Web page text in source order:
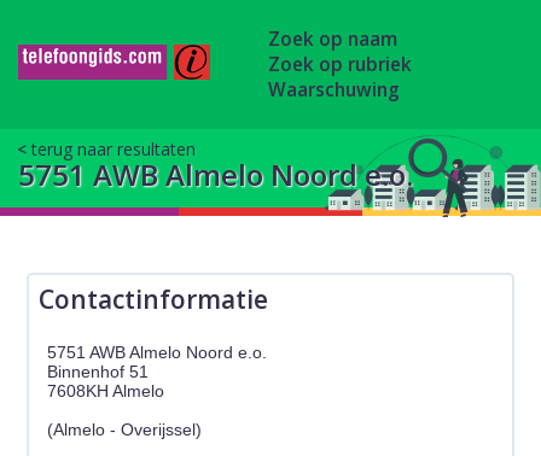
Zoek op naam
Zoek op rubriek
Waarschuwing
terug naar resultaten
5751 AWB Almelo Noord e.o.
Contactinformatie
5751 AWB Almelo Noord e.o.
Binnenhof 51
7608KH Almelo
(Almelo - Overijssel)